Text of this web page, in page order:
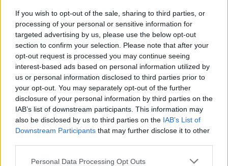
If you wish to opt-out of the sale, sharing to third parties, or
processing of your personal or sensitive information for
targeted advertising by us, please use the below opt-out
section to confirm your selection. Please note that after your
opt-out request is processed you may continue seeing
interest-based ads based on personal information utilized by
us or personal information disclosed to third parties prior to
your opt-out. You may separately opt-out of the further
disclosure of your personal information by third parties on the
IAB’s list of downstream participants. This information may
also be disclosed by us to third parties on the IAB’s List of
Downstream Participants that may further disclose it to other
Personal Data Processing Opt Outs
διθυραμβικές κριτικές. Το Βρετανικό
κατέταξε στην 46ηθέση στη λίστα με τις
των εποχών.
ΠΕΜΠΤΗ
17/08
Seven Brides for Seven Brothers
Διάρκεια 102΄
«Επτά Νύφες για Επτά Αδέλφια»